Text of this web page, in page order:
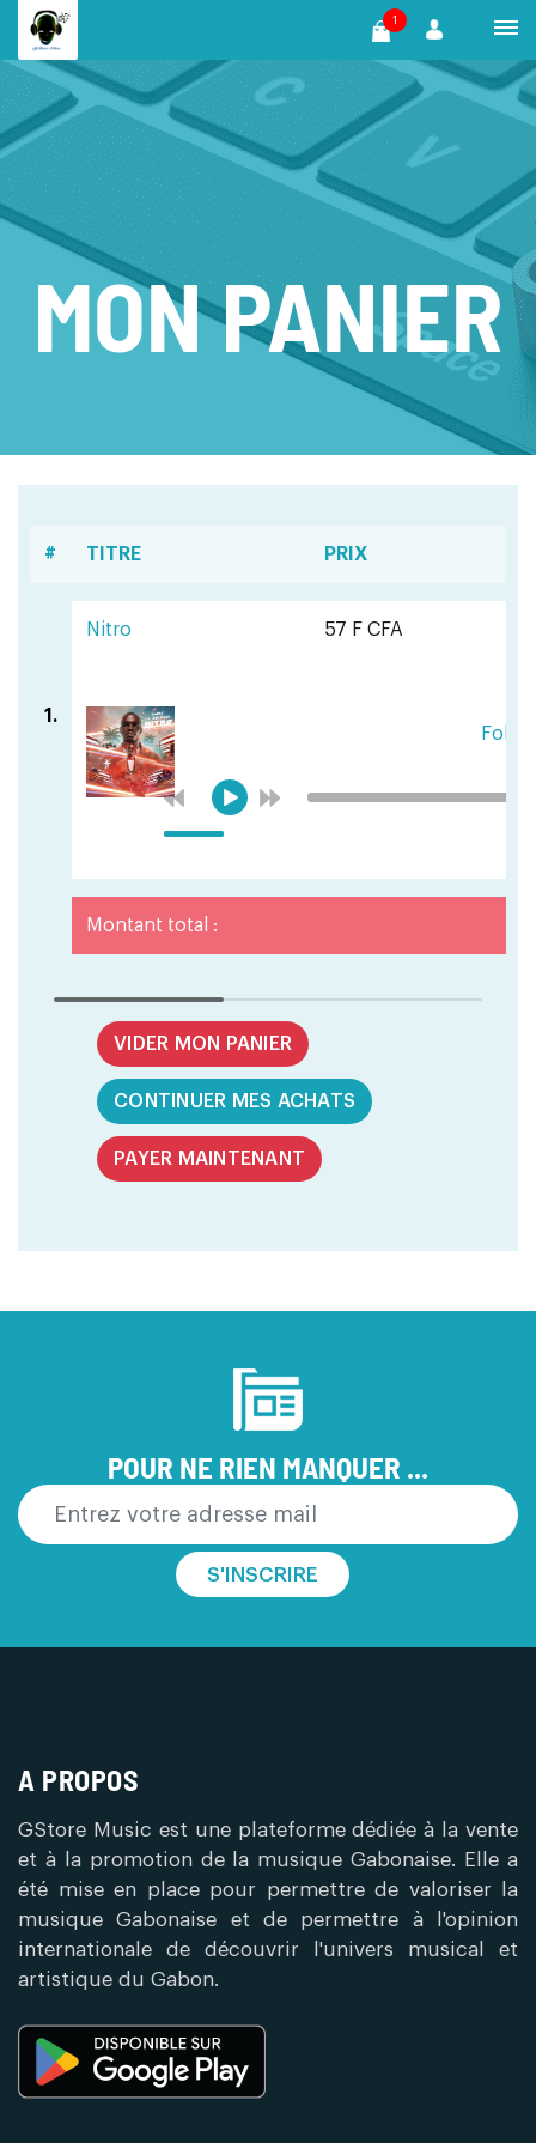
1
MON PANIER
# TITRE PRIX
Nitro 57 F CFA
1.
Folow
Montant total :
VIDER MON PANIER
CONTINUER MES ACHATS
PAYER MAINTENANT
POUR NE RIEN MANQUER ...
S'INSCRIRE
A PROPOS
GStore Music est une plateforme dédiée à la vente
et à la promotion de la musique Gabonaise. Elle a
été mise en place pour permettre de valoriser la
musique Gabonaise et de permettre à l'opinion
internationale de découvrir l'univers musical et
artistique du Gabon.